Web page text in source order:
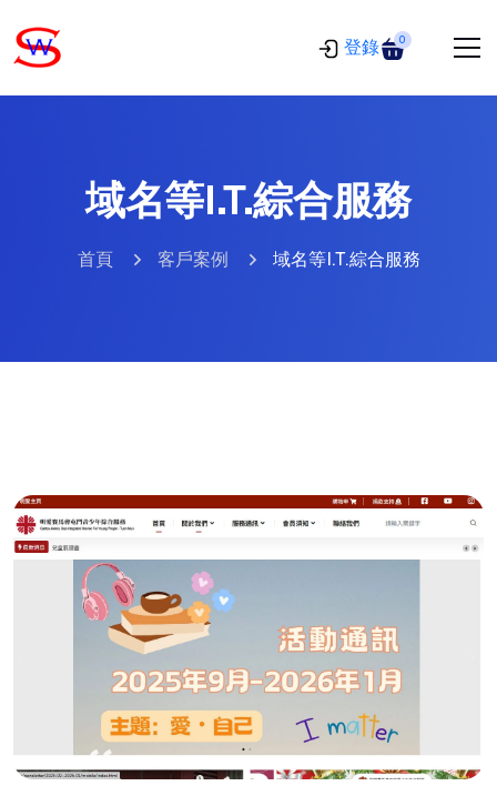
登錄 0
域名等I.T.綜合服務
首頁 客戶案例 域名等I.T.綜合服務